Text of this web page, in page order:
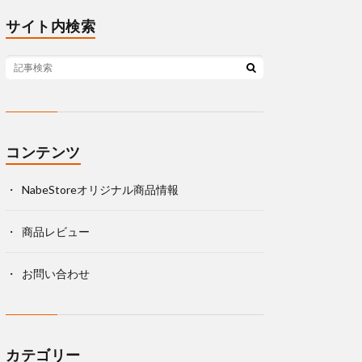
サイト内検索
コンテンツ
NabeStoreオリジナル商品情報
商品レビュー
お問い合わせ
カテゴリー